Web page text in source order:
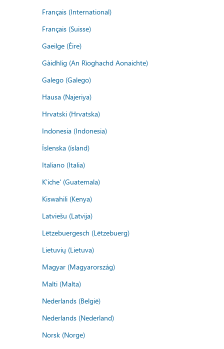
Français (International)
Français (Suisse)
Gaeilge (Éire)
Gàidhlig (An Rìoghachd Aonaichte)
Galego (Galego)
Hausa (Najeriya)
Hrvatski (Hrvatska)
Indonesia (Indonesia)
Íslenska (ísland)
Italiano (Italia)
K'iche' (Guatemala)
Kiswahili (Kenya)
Latviešu (Latvija)
Lëtzebuergesch (Lëtzebuerg)
Lietuvių (Lietuva)
Magyar (Magyarország)
Malti (Malta)
Nederlands (België)
Nederlands (Nederland)
Norsk (Norge)